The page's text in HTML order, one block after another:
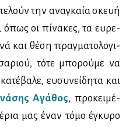
την ανα­γκαία σκευή
όπως οι πί­να­κες, τα ευ­ρε­
και θέ­ση πραγ­μα­το­λο­γι­
τό­τε μπο­ρού­με να
ευ­συ­νεί­δη­τα και
Αγά­θος, προ­κει­μέ­
μας έναν τό­μο έγκυ­ρο